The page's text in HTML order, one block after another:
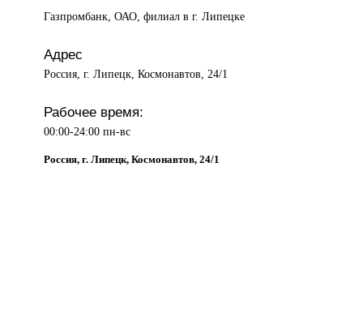
Газпромбанк, ОАО,филиал в г. Липецке
Адрес
Россия, г. Липецк, Космонавтов, 24/1
Рабочее время:
00:00-24:00 пн-вс
Россия, г. Липецк, Космонавтов, 24/1